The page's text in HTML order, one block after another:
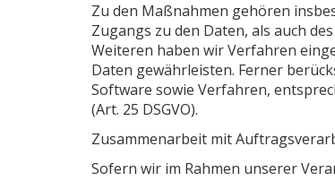
Zu den Maßnahmen gehören
Zugangs zu den Daten, als auch
Weiteren haben wir Verfahren
Daten gewährleisten. Ferner
Software sowie Verfahren,
(Art. 25 DSGVO).
Zusammenarbeit mit
Sofern wir im Rahmen unserer